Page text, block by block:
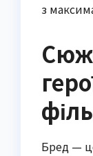
з
Бред —